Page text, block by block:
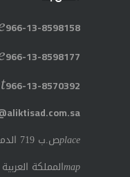
966-13-8598158
966-13-8598177
966-13-8570392
placeص.ب 719 الدمام 31421
mapالمملكة